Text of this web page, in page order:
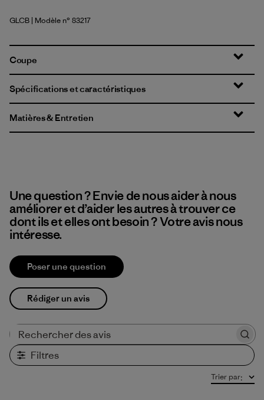
Glacial Blue
GLCB | Modèle n° 83217
Coupe
Spécifications et caractéristiques
Matières & Entretien
Une question ? Envie de nous aider à nous
améliorer et d’aider les autres à trouver ce
dont ils et elles ont besoin ? Votre avis nous
intéresse.
Poser une question
Rédiger un avis
Filtres
Trier par: